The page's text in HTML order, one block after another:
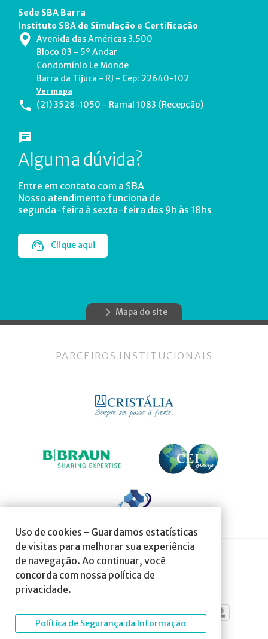
Uso de cookies - Guardamos estatísticas
de visitas para melhorar sua experiência
de navegação. Ao continuar, você
concorda com nossa política de
privacidade.
Política de Segurança da Informação
Sede SBA Barra
Instituto SBA de Simulação e Certificação
Avenida das Américas 3.500
Bloco 03 - 5º Andar
Condomínio Le Monde
Barra da Tijuca - RJ - Cep: 22640-102
Ver mapa
(21) 3528-1050 - Ramal 1083 (Recepção)
Alguma dúvida?
Entre em contato com a SBA
Nosso atendimento funciona de
segunda-feira à sexta-feira das 9h às 18hs
Clique aqui
Mapa do site
PARCEIROS INSTITUCIONAIS
SOCIEDADE AFILIADA À: